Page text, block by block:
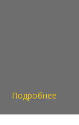
Подробнее